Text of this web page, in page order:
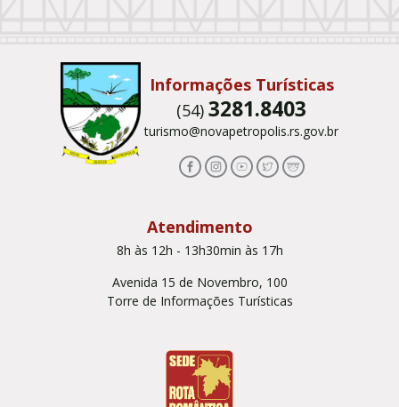
Informações Turísticas
(54)3281.8403
turismo@novapetropolis.rs.gov.br
Atendimento
8h às 12h - 13h30min às 17h
Avenida 15 de Novembro, 100
Torre de Informações Turísticas